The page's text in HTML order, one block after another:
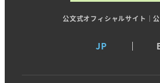
公文式オフィシャルサイト｜
JP